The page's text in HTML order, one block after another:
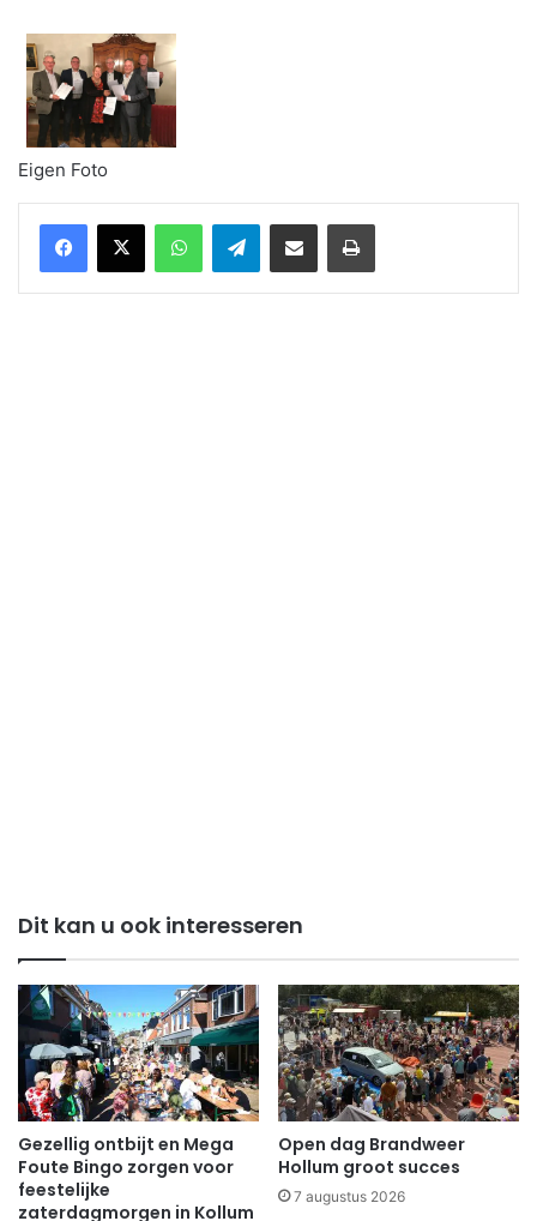
Eigen Foto
WhatsAppTelegramDelen via Email Print
Dit kan u ook interesseren
Gezellig ontbijt en Mega
Foute Bingo zorgen voor
feestelijke
zaterdagmorgen in Kollum
Open dag Brandweer
Hollum groot succes
7 augustus 2026